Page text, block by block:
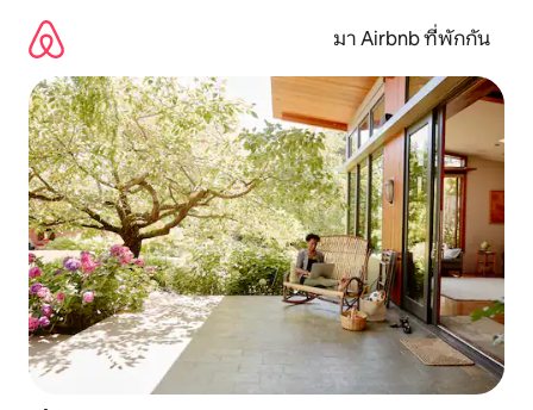
เนื้อหา
มา Airbnb ที่พักกัน